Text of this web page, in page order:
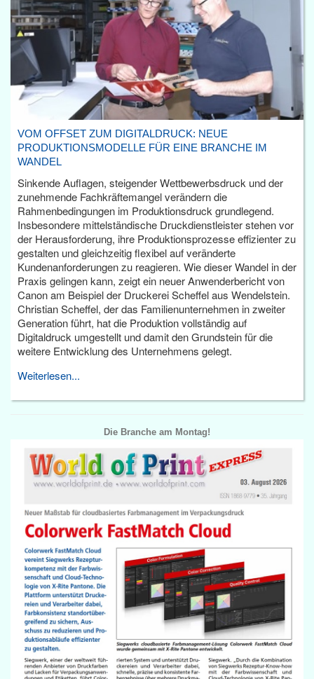
VOM OFFSET ZUM DIGITALDRUCK: NEUE
PRODUKTIONSMODELLE FÜR EINE BRANCHE IM
WANDEL
Sinkende Auflagen, steigender Wettbewerbsdruck und der
zunehmende Fachkräftemangel verändern die
Rahmenbedingungen im Produktionsdruck grundlegend.
Insbesondere mittelständische Druckdienstleister stehen vor
der Herausforderung, ihre Produktionsprozesse effizienter zu
gestalten und gleichzeitig flexibel auf veränderte
Kundenanforderungen zu reagieren. Wie dieser Wandel in der
Praxis gelingen kann, zeigt ein neuer Anwenderbericht von
Canon am Beispiel der Druckerei Scheffel aus Wendelstein.
Christian Scheffel, der das Familienunternehmen in zweiter
Generation führt, hat die Produktion vollständig auf
Digitaldruck umgestellt und damit den Grundstein für die
weitere Entwicklung des Unternehmens gelegt.
Weiterlesen...
Die Branche am Montag!